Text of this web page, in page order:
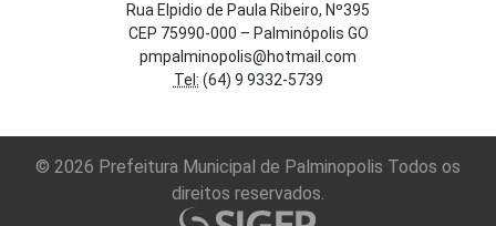
Rua Elpidio de Paula Ribeiro, Nº395
CEP 75990-000 – Palminópolis GO
pmpalminopolis@hotmail.com
Tel: (64) 9 9332-5739
© 2026 Prefeitura Municipal de Palminopolis Todos os
direitos reservados.